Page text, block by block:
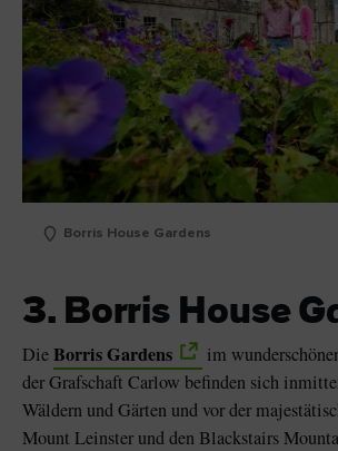
Borris House Gardens
3. Borris House
DieBorris Gardens
im
der Grafschaft Carlow befinden sich
Wäldern und Gärten und vor der
Mount Leinster und den Blackstairs